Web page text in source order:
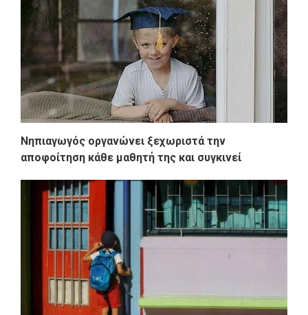
Νηπιαγωγός οργανώνει ξεχωριστά την
αποφοίτηση κάθε μαθητή της και συγκινεί